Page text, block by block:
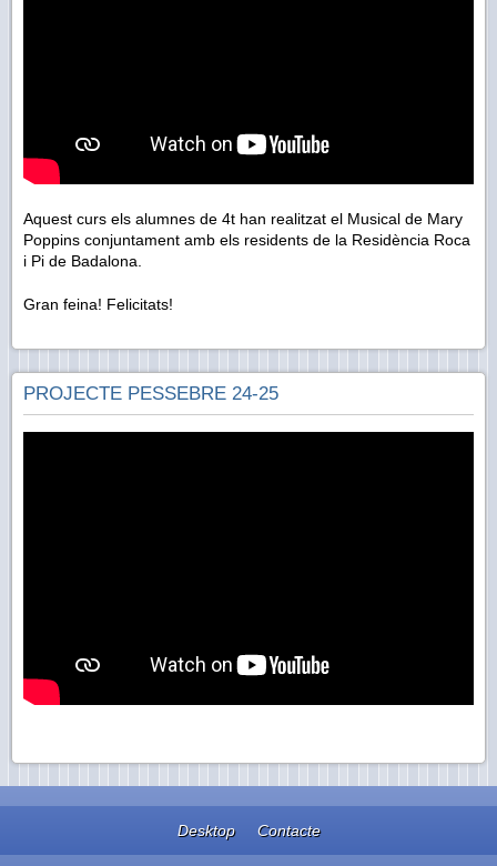
Aquest curs els alumnes de 4t han realitzat el Musical de Mary
Poppins conjuntament amb els residents de la Residència Roca
i Pi de Badalona.
Gran feina! Felicitats!
PROJECTE PESSEBRE 24-25
Desktop Contacte